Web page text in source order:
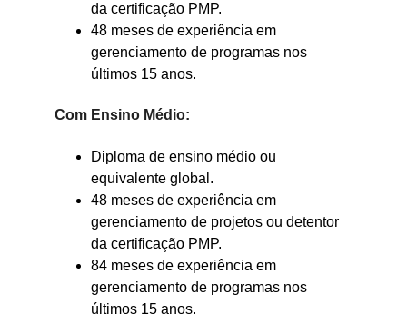
da certificação PMP.
48 meses de experiência em
gerenciamento de programas nos
últimos 15 anos.
Com Ensino Médio:
Diploma de ensino médio ou
equivalente global.
48 meses de experiência em
gerenciamento de projetos ou detentor
da certificação PMP.
84 meses de experiência em
gerenciamento de programas nos
últimos 15 anos.